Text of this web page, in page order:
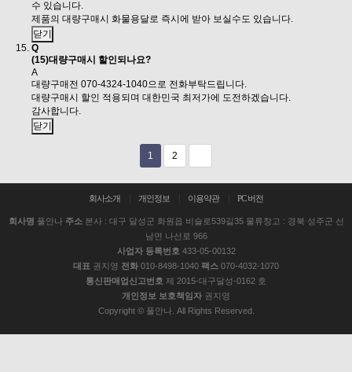
수 있습니다.
제품의 대량구매시 화물용달로 즉시에 받아 보실수도 있습니다.
닫기
Q
(15)대량구매시 할인되나요?
A
대량구매전 070-4324-1040으로 전화부탁드립니다.
대량구매시 할인 적용되며 대한민국 최저가에 도전하겠습니다.
감사합니다.
닫기
1 2
회사소개 개인정보 이용약관 PC 버전
회사명 풀안나 주소본사 : 대구 달성군 화원읍 비슬로539길35 물류창고 : 경북 성주군 선
남면 나선로 966
사업자 등록번호 433-05-00132
대표 권지영 전화 010-8498-1040 팩스 070-4032-1070
통신판매업신고번호 제 2015-대구달성-0162 호
개인정보 보호책임자 권지영
Copyright © 풀안나. All Rights Reserved.